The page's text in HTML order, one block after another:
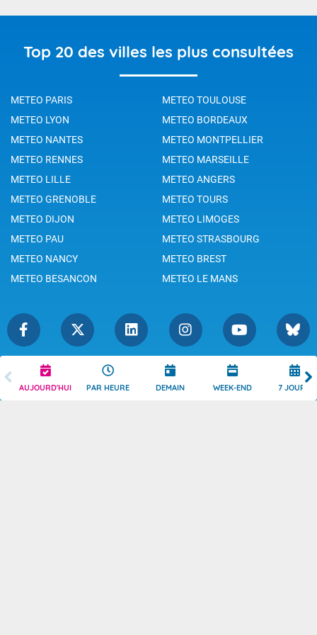
AUJOURD'HUI PAR HEURE DEMAIN WEEK-END 7 JOURS
Top 20 des villes les plus consultées
METEO PARIS
METEO TOULOUSE
METEO LYON
METEO BORDEAUX
METEO NANTES
METEO MONTPELLIER
METEO RENNES
METEO MARSEILLE
METEO LILLE
METEO ANGERS
METEO GRENOBLE
METEO TOURS
METEO DIJON
METEO LIMOGES
METEO PAU
METEO STRASBOURG
METEO NANCY
METEO BREST
METEO BESANCON
METEO LE MANS